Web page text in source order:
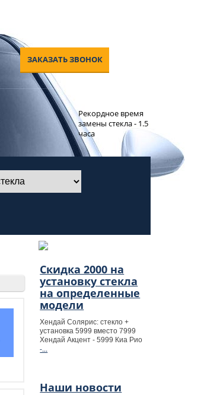
ЗАКАЗАТЬ ЗВОНОК
Рекордное время
замены стекла - 1.5
часа
Скидка 2000 на
установку стекла
на определенные
модели
Хендай Солярис: стекло +
установка 5999 вместо 7999
Хендай Акцент - 5999 Киа Рио
-...
Наши новости